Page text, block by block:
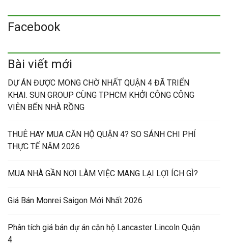
Facebook
Bài viết mới
DỰ ÁN ĐƯỢC MONG CHỜ NHẤT QUẬN 4 ĐÃ TRIỂN
KHAI. SUN GROUP CÙNG TPHCM KHỞI CÔNG CÔNG
VIÊN BẾN NHÀ RỒNG
THUÊ HAY MUA CĂN HỘ QUẬN 4? SO SÁNH CHI PHÍ
THỰC TẾ NĂM 2026
MUA NHÀ GẦN NƠI LÀM VIỆC MANG LẠI LỢI ÍCH GÌ?
Giá Bán Monrei Saigon Mới Nhất 2026
Phân tích giá bán dự án căn hộ Lancaster Lincoln Quận
4